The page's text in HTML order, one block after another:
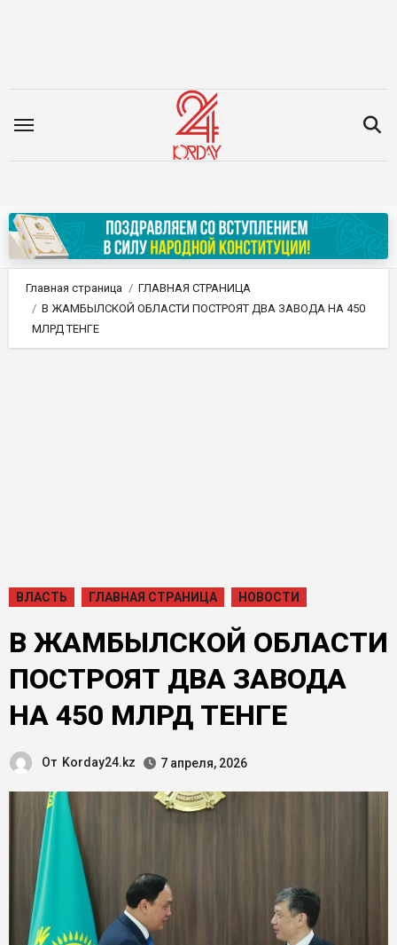
Главная страница
ГЛАВНАЯ СТРАНИЦА
В ЖАМБЫЛСКОЙ ОБЛАСТИ ПОСТРОЯТ ДВА ЗАВОДА НА 450
МЛРД ТЕНГЕ
ВЛАСТЬ ГЛАВНАЯ СТРАНИЦА НОВОСТИ
В ЖАМБЫЛСКОЙ ОБЛАСТИ
ПОСТРОЯТ ДВА ЗАВОДА
НА 450 МЛРД ТЕНГЕ
От Korday24.kz 7 апреля, 2026